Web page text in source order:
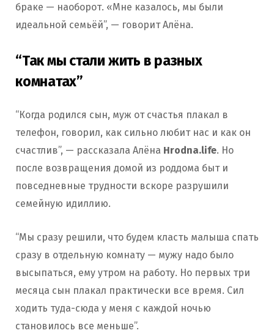
браке — наоборот. «Мне казалось, мы были
идеальной семьёй”, — говорит Алёна.
“Так мы стали жить в разных
комнатах”
“Когда родился сын, муж от счастья плакал в
телефон, говорил, как сильно любит нас и как он
счастлив”, — рассказала Алёна Hrodna.life. Но
после возвращения домой из роддома быт и
повседневные трудности вскоре разрушили
семейную идиллию.
“Мы сразу решили, что будем класть малыша спать
сразу в отдельную комнату — мужу надо было
высыпаться, ему утром на работу. Но первых три
месяца сын плакал практически все время. Сил
ходить туда-сюда у меня с каждой ночью
становилось все меньше”.